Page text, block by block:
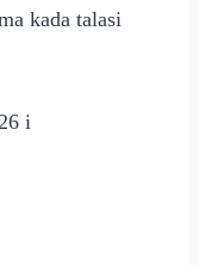
kada talasi
i